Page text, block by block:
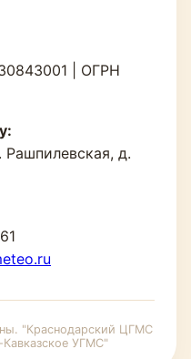
| ОГРН
Рашпилевская, д.
"Краснодарский ЦГМС
УГМС"